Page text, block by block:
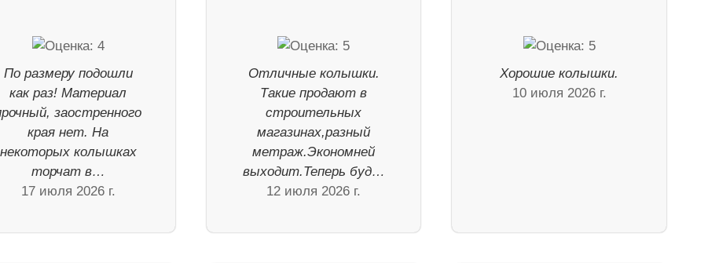
По размеру подошли
как раз! Материал
заостренного
края нет. На
некоторых колышках
торчат в…
17 июля 2026 г.
Отличные колышки.
Такие продают в
строительных
магазинах,разный
метраж.Экономней
выходит.Теперь буд…
12 июля 2026 г.
Хорошие колышки.
10 июля 2026 г.